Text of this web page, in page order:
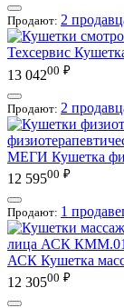
Продают: 2
Техсервис
13 04200 ₽
Продают: 2
МЕГИ Кушетка
12 59500 ₽
Продают: 1
АСК Кушетка
12 30500 ₽